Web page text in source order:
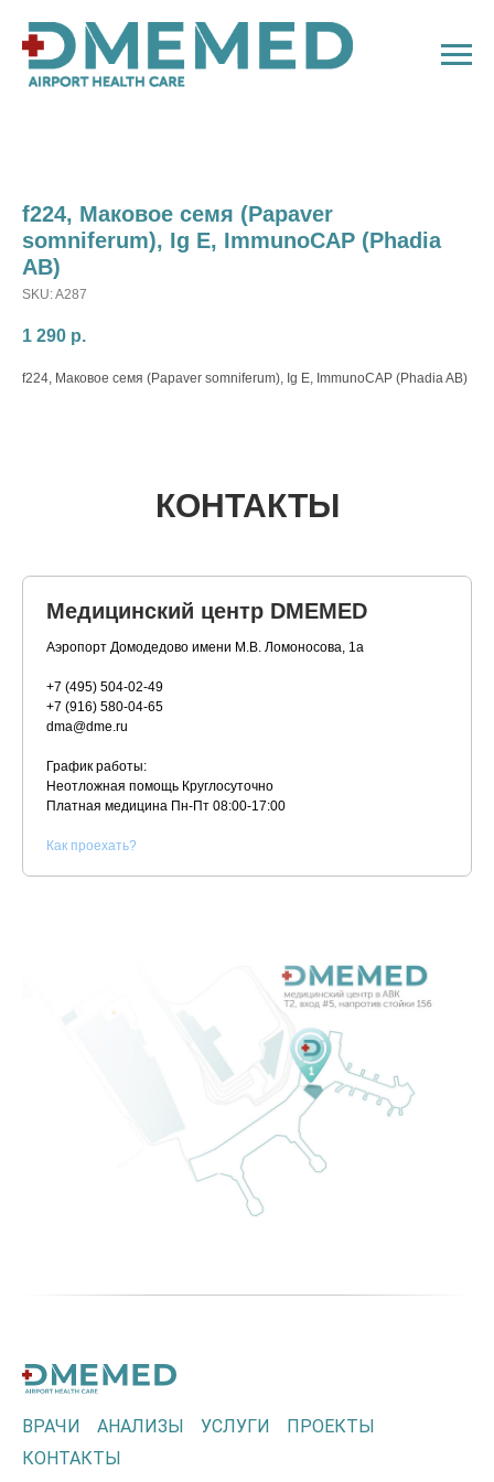
f224, Маковое семя (Papaver
somniferum), Ig E, ImmunoCAP (Phadia
AB)
SKU:A287
1 290 р.
f224, Маковое семя (Papaver somniferum), Ig E, ImmunoCAP (Phadia AB)
КОНТАКТЫ
Медицинский центр DMEMED
Аэропорт Домодедово имени М.В. Ломоносова, 1а
+7 (495) 504-02-49
+7 (916) 580-04-65
dma@dme.ru
График работы:
Неотложная помощь Круглосуточно
Платная медицина Пн-Пт 08:00-17:00
Как проехать?
ВРАЧИ АНАЛИЗЫ УСЛУГИ
ПРОЕКТЫ
КОНТАКТЫ